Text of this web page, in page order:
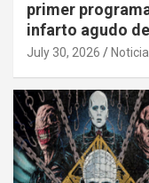
primer
infarto agudo
July 30, 2026